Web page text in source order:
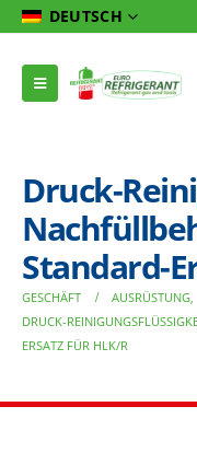
DEUTSCH
Druck-
Standard-
GESCHÄFT AUSRÜSTUNG,
DRUCK-
ERSATZ FÜR HLK/R